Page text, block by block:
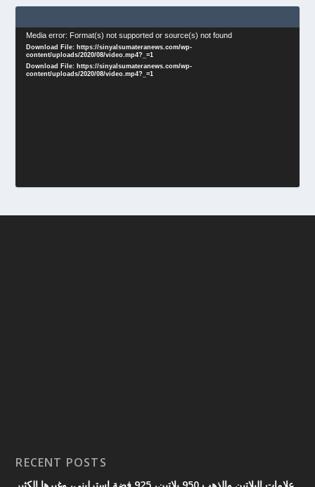
Video
Player
Media error: Format(s) not supported or source(s) not found
Download File: https://sinyalsumateranews.com/wp-
content/uploads/2020/08/video.mp4?_=1
Download File: https://sinyalsumateranews.com/wp-
content/uploads/2020/08/video.mp4?_=1
RECENT POSTS